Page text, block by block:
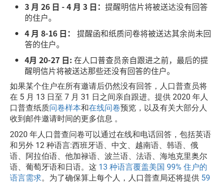
3 月 26 日 - 4 月 3 日： 提醒明信片将被送达没有回答
的住户。
4 月 8-16 日： 提醒函和纸质问卷将被送达其余尚未回
答的住户。
4月 20-27 日: 在人口普查员亲自跟进之前，最后的提
醒明信片将被送达那些还没有回答的住户。
如果某个住户在所有邀请后仍然没有回答，人口普查员将
在 5 月 13 日至 7 月 31 日之间亲自跟进。提供 2020 年人
口普查纸质问卷样本和在线问卷预览，以及有关大部分人
收到邮件邀请时间的更多信息 。
2020 年人口普查问卷可以通过在线和电话回答，包括英语
和另外 12 种语言:西班牙语、中文、越南语、韩语、俄
语、阿拉伯语、他加禄语、波兰语、法语、海地克里奥尔
语、葡萄牙语和日语。这 13 种语言覆盖美国 99% 住户的
语言需求。为了确保算上每个人，人口普查局还将提供 59